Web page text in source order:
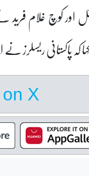
اور کوچ غلام
کہ پاکستانی ریسلرز
on X